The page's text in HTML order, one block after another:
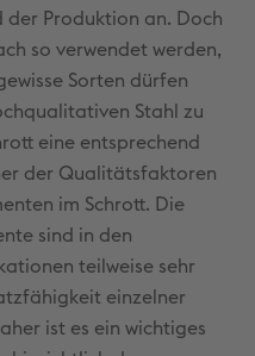
der Produktion an. Doch
so verwendet werden,
Sorten dürfen
Stahl zu
eine entsprechend
der Qualitätsfaktoren
im Schrott. Die
sind in den
teilweise sehr
einzelner
ist es ein wichtiges